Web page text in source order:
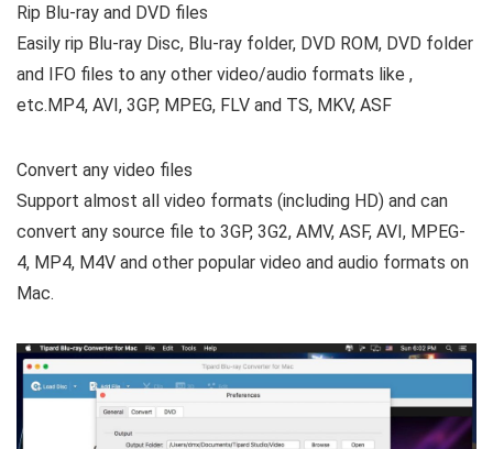
Rip Blu-ray and DVD files
Easily rip Blu-ray Disc, Blu-ray folder, DVD ROM, DVD folder
and IFO files to any other video/audio formats like ,
etc.MP4, AVI, 3GP, MPEG, FLV and TS, MKV, ASF
Convert any video files
Support almost all video formats (including HD) and can
convert any source file to 3GP, 3G2, AMV, ASF, AVI, MPEG-
4, MP4, M4V and other popular video and audio formats on
Mac.